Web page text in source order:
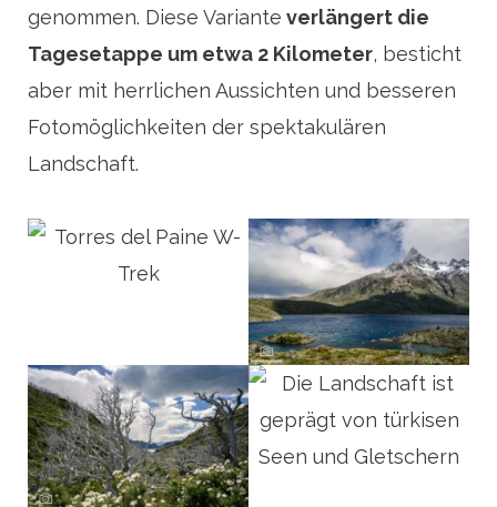
genommen. Diese Variante verlängert die
Tagesetappe um etwa 2 Kilometer, besticht
aber mit herrlichen Aussichten und besseren
Fotomöglichkeiten der spektakulären
Landschaft.